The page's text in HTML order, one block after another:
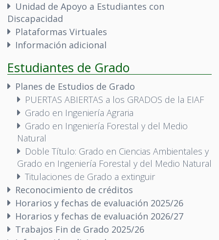
Unidad de Apoyo a Estudiantes con
Discapacidad
Plataformas Virtuales
Información adicional
Estudiantes de Grado
Planes de Estudios de Grado
PUERTAS ABIERTAS a los GRADOS de la EIAF
Grado en Ingeniería Agraria
Grado en Ingeniería Forestal y del Medio
Natural
Doble Título: Grado en Ciencias Ambientales y
Grado en Ingeniería Forestal y del Medio Natural
Titulaciones de Grado a extinguir
Reconocimiento de créditos
Horarios y fechas de evaluación 2025/26
Horarios y fechas de evaluación 2026/27
Trabajos Fin de Grado 2025/26